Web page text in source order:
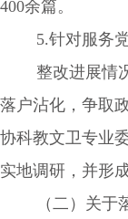
400余篇。
5.针对服务党
整改进展情况
落户沾化，争取
协科教文卫专业
实地调研，并形
（二）关于落